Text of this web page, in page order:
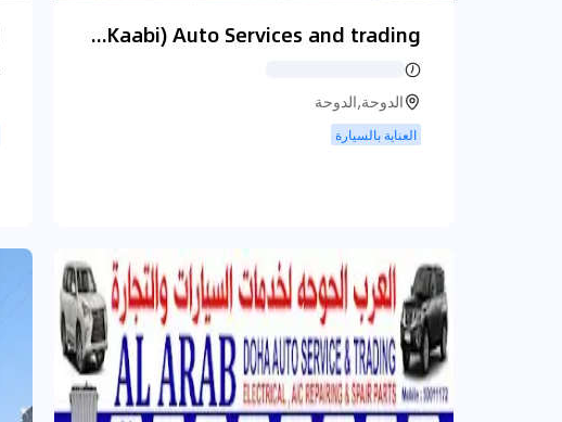
Al Sharqi (Al Kaabi) Auto Services and trading الشرقي لخدمات السيارات والتجارة/الكعبى للرادييترات Al Kaabi Radiators
الدوحة,الدوحة
العناية بالسيارة